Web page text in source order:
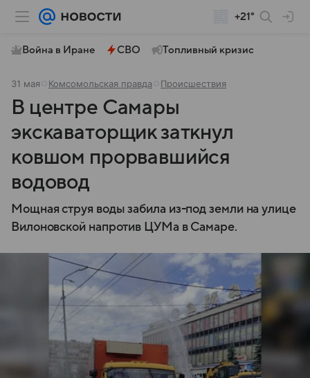
+21°
Война в Иране СВО Топливный кризис
31 мая Комсомольская правда Происшествия
В центре Самары
экскаваторщик заткнул
ковшом прорвавшийся
водовод
Мощная струя воды забила из-под земли на улице
Вилоновской напротив ЦУМа в Самаре.